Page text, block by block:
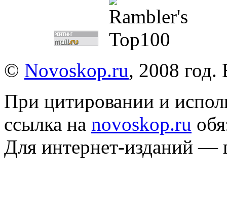
© Novoskop.ru, 2008
При цитировании и
ссылка на novoskop.ru
Для интернет-изданий —